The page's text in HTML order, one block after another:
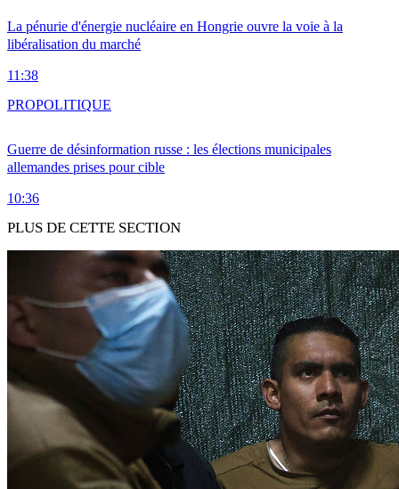
La pénurie d'énergie nucléaire en Hongrie ouvre la voie à la
libéralisation du marché
11:38
Guerre de désinformation russe : les élections municipales
allemandes prises pour cible
10:36
PROPOLITIQUE
PLUS DE CETTE SECTION